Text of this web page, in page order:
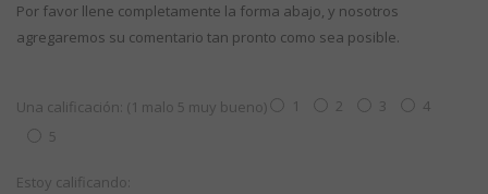
Por favor llene completamente la forma abajo, y nosotros
agregaremos su comentario tan pronto como sea posible.
Una calificación: (1 malo 5 muy bueno) 1 2 3
4
5
Estoy calificando: